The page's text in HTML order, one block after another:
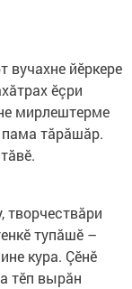
вучахне йӗркере
ӗçри
мирлештерме
тăрăшăр.
творчествăри
тупăшӗ –
кура. Çӗнӗ
тӗп вырăн